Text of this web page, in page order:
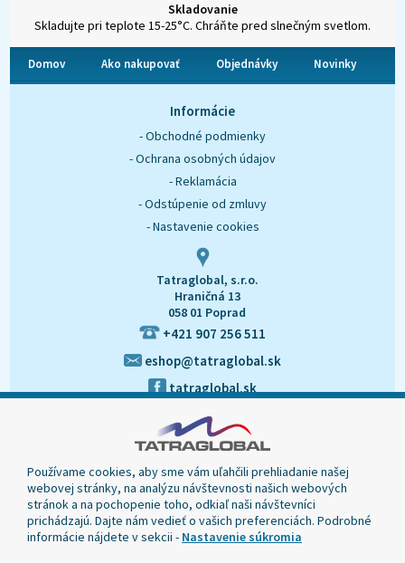
Skladovanie
Skladujte pri teplote 15-25°C. Chráňte pred slnečným svetlom.
Domov Ako nakupovať Objednávky Novinky
Informácie
- Obchodné podmienky
- Ochrana osobných údajov
- Reklamácia
- Odstúpenie od zmluvy
- Nastavenie cookies
Tatraglobal, s.r.o.
Hraničná 13
058 01 Poprad
+421 907 256 511
eshop@tatraglobal.sk
tatraglobal.sk
Používame cookies, aby sme vám uľahčili prehliadanie našej
webovej stránky, na analýzu návštevnosti našich webových
stránok a na pochopenie toho, odkiaľ naši návštevníci
prichádzajú. Dajte nám vedieť o vašich preferenciách. Podrobné
informácie nájdete v sekcii - Nastavenie súkromia